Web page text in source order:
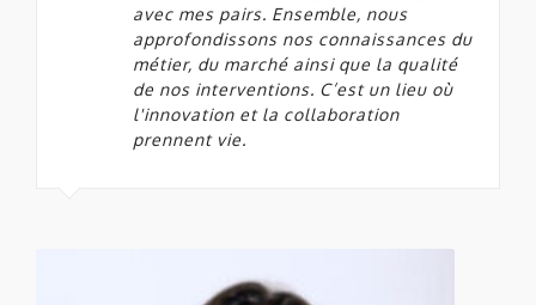
avec mes pairs. Ensemble, nous
approfondissons nos connaissances du
métier, du marché ainsi que la qualité
de nos interventions. C’est un lieu où
l'innovation et la collaboration
prennent vie.